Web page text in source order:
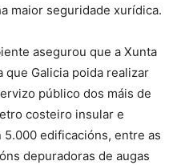
maior seguridade xurídica.
asegurou que a Xunta
que Galicia poida realizar
público dos máis de
costeiro insular e
edificacións, entre as
depuradoras de augas